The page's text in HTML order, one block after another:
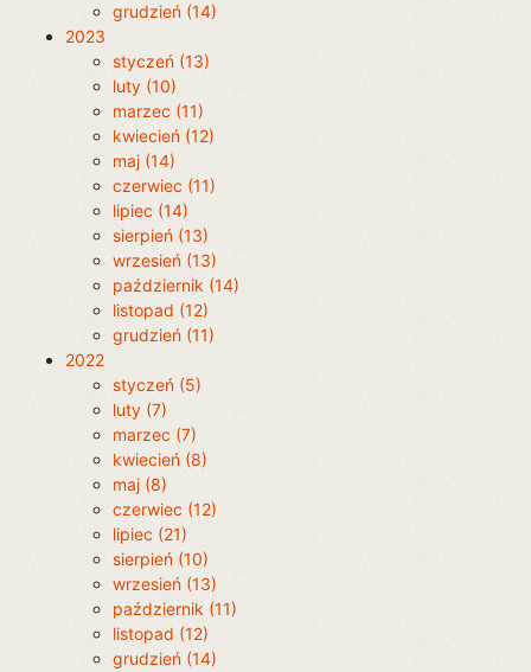
grudzień (14)
2023
styczeń (13)
luty (10)
marzec (11)
kwiecień (12)
maj (14)
czerwiec (11)
lipiec (14)
sierpień (13)
wrzesień (13)
październik (14)
listopad (12)
grudzień (11)
2022
styczeń (5)
luty (7)
marzec (7)
kwiecień (8)
maj (8)
czerwiec (12)
lipiec (21)
sierpień (10)
wrzesień (13)
październik (11)
listopad (12)
grudzień (14)